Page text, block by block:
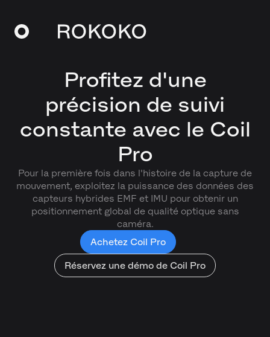
Profitez d'une
précision de suivi
constante avec le Coil
Pro
Pour la première fois dans l'histoire de la capture de
mouvement, exploitez la puissance des données des
capteurs hybrides EMF et IMU pour obtenir un
positionnement global de qualité optique sans
caméra.
Achetez Coil Pro
Réservez une démo de Coil Pro